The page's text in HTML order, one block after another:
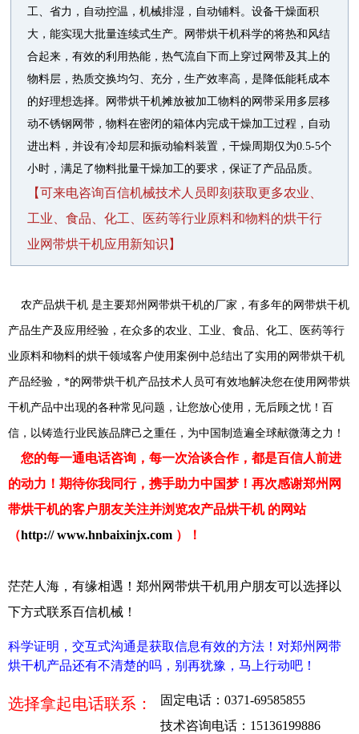
工、省力，自动控温，机械排湿，自动铺料。设备干燥面积
大，能实现大批量连续式生产。网带烘干机科学的将热和风结
合起来，有效的利用热能，热气流自下而上穿过网带及其上的
物料层，热质交换均匀、充分，生产效率高，是降低能耗成本
的好理想选择。网带烘干机摊放被加工物料的网带采用多层移
动不锈钢网带，物料在密闭的箱体内完成干燥加工过程，自动
进出料，并设有冷却层和振动输料装置，干燥周期仅为0.5-5个
小时，满足了物料批量干燥加工的要求，保证了产品品质。
【可来电咨询百信机械技术人员即刻获取更多农业、
工业、食品、化工、医药等行业原料和物料的烘干行
业网带烘干机应用新知识】
农产品烘干机 是主要郑州网带烘干机的厂家，有多年的网带烘干机
产品生产及应用经验，在众多的农业、工业、食品、化工、医药等行
业原料和物料的烘干领域客户使用案例中总结出了实用的网带烘干机
产品经验，*的网带烘干机产品技术人员可有效地解决您在使用网带烘
干机产品中出现的各种常见问题，让您放心使用，无后顾之忧！百
信，以铸造行业民族品牌己之重任，为中国制造遍全球献微薄之力！
您的每一通电话咨询，每一次洽谈合作，都是百信人前进
的动力！期待你我同行，携手助力中国梦！再次感谢郑州网
带烘干机的客户朋友关注并浏览农产品烘干机 的网站
（http:// www.hnbaixinjx.com ）！
茫茫人海，有缘相遇！郑州网带烘干机用户朋友可以选择以
下方式联系百信机械！
科学证明，交互式沟通是获取信息有效的方法！对郑州网带
烘干机产品还有不清楚的吗，别再犹豫，马上行动吧！
选择拿起电话联系：
固定电话：0371-69585855
技术咨询电话：15136199886